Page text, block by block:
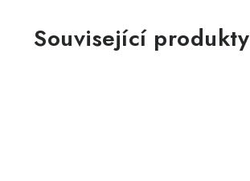
Související produkty